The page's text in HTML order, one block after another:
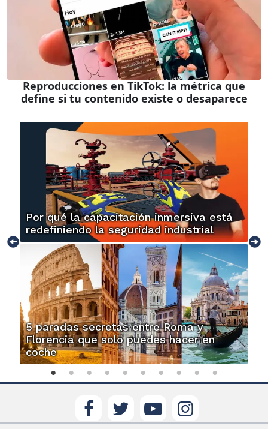
Reproducciones en TikTok: la métrica que
define si tu contenido existe o desaparece
Por qué la capacitación inmersiva está
redefiniendo la seguridad industrial
5 paradas secretas entre Roma y
Florencia que solo puedes hacer en
coche